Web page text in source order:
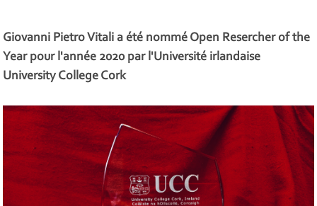
Giovanni Pietro Vitali a été nommé Open Resercher of the
Year pour l'année 2020 par l'Université irlandaise
University College Cork